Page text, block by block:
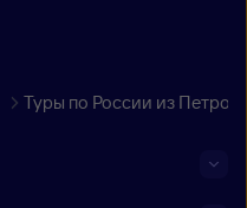
Туры по России из